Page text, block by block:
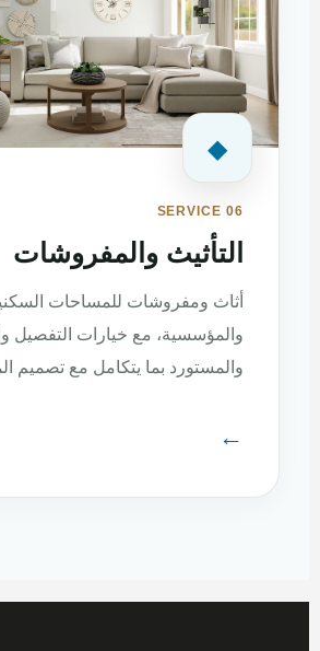
◆
SERVICE 06
التأثيث والمفروشات
أثاث ومفروشات للمساحات السكنية
والمؤسسية، مع خيارات التفصيل
والمستورد بما يتكامل مع تصميم
←